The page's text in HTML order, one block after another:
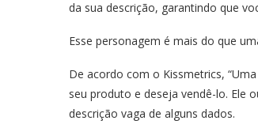
da sua descrição, garantindo que
Esse personagem é mais do que
De acordo com o Kissmetrics,
seu produto e deseja vendê-lo. Ele
descrição vaga de alguns dados.